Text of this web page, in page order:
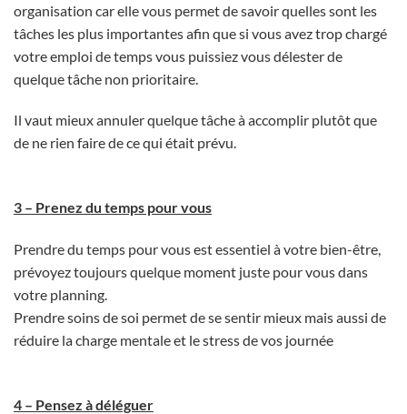
organisation car elle vous permet de savoir quelles sont les
tâches les plus importantes afin que si vous avez trop chargé
votre emploi de temps vous puissiez vous délester de
quelque tâche non prioritaire.
Il vaut mieux annuler quelque tâche à accomplir plutôt que
de ne rien faire de ce qui était prévu.
3 – Prenez du temps pour vous
Prendre du temps pour vous est essentiel à votre bien-être,
prévoyez toujours quelque moment juste pour vous dans
votre planning.
Prendre soins de soi permet de se sentir mieux mais aussi de
réduire la charge mentale et le stress de vos journée
4 – Pensez à déléguer